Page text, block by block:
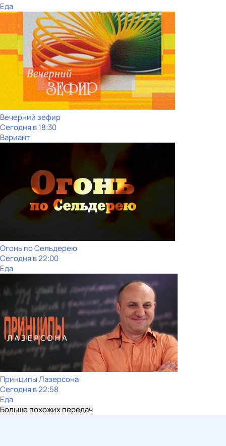
Еда
Вечерний зефир
Сегодня в 18:30
Вариант
Огонь по Сельдерею
Сегодня в 22:00
Еда
Принципы Лазерсона
Сегодня в 22:58
Еда
Больше похожих передач